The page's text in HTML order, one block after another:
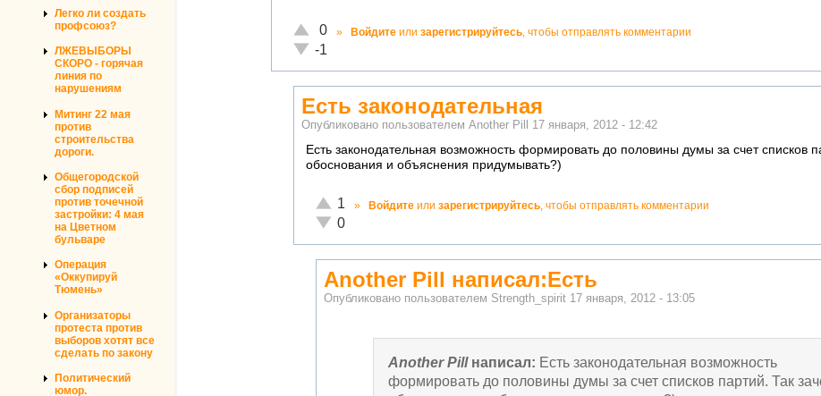
Легко ли создать
профсоюз?
ЛЖЕВЫБОРЫ
СКОРО - горячая
линия по
нарушениям
Митинг 22 мая
против
строительства
дороги.
Общегородской
сбор подписей
против точечной
застройки: 4 мая
на Цветном
бульваре
Операция
«Оккупируй
Тюмень»
Организаторы
протеста против
выборов хотят все
сделать по закону
Политический
юмор.
Отлично!
0
Неадекватно!
-1
» Войдите или зарегистрируйтесь, чтобы отправлять комментарии
Есть законодательная
Опубликовано пользователем Another Pill 17 января, 2012 - 12:42
Есть законодательная возможность формировать до половины думы за счет списков
обоснования и объяснения придумывать?)
Отлично!
1
Неадекватно!
0
» Войдите или зарегистрируйтесь , чтобы отправлять комментарии
Another Pill написал:Есть
Опубликовано пользователем Strength_spirit 17 января, 2012 - 13:05
Another Pillнаписал: Есть законодательная возможность
формировать до половины думы за счет списков партий. Так